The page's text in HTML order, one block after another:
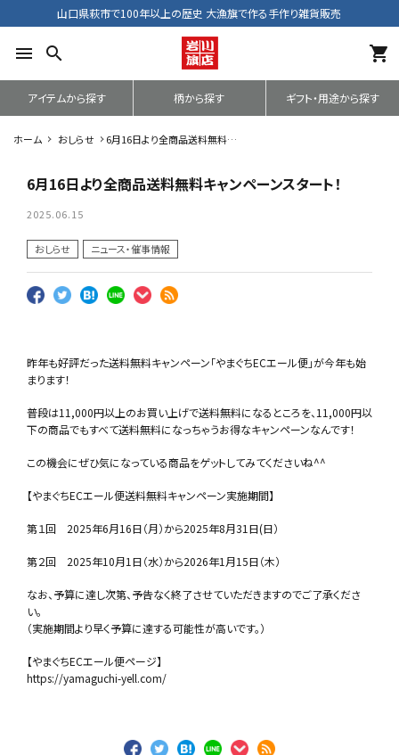
山口県萩市で100年以上の歴史 大漁旗で作る手作り雑貨販売
menu search shopping_cart
アイテムから探す 柄から探す ギフト・用途から探す
ホーム おしらせ
6月16日より全商品送料無料キ
6月16日より全商品送料無料キャンペーンスタート！
2025.06.15
おしらせ ニュース・催事情報
昨年も好評だった送料無料キャンペーン「やまぐちECエール便」が今年も始
まります！
普段は11,000円以上のお買い上げで送料無料になるところを、11,000円以
下の商品でもすべて送料無料になっちゃうお得なキャンペーンなんです！
この機会にぜひ気になっている商品をゲットしてみてくださいね^^
【やまぐちECエール便送料無料キャンペーン実施期間】
第１回 2025年6月16日（月）から2025年8月31日(日）
第２回 2025年10月1日（水）から2026年1月15日（木）
なお、予算に達し次第、予告なく終了させていただきますのでご了承くださ
い。
（実施期間より早く予算に達する可能性が高いです。）
【やまぐちECエール便ページ】
https://yamaguchi-yell.com/